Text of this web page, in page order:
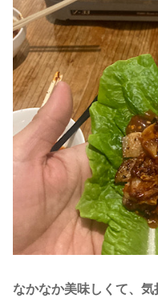
なかなか美味しくて、